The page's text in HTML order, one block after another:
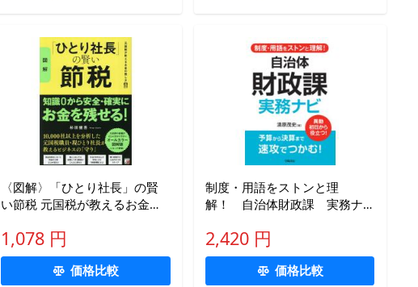
〈図解〉「ひとり社長」の賢
い節税 元国税が教えるお金の
1,078 円
価格比較
制度・用語をストンと理
解！ 自治体財政課 実務ナ
2,420 円
価格比較